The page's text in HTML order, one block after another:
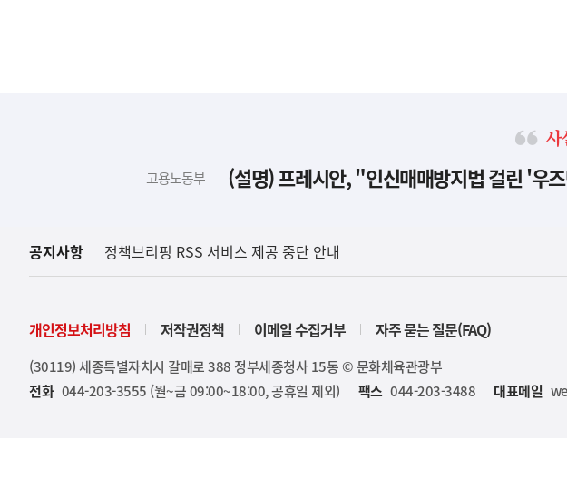
고용노동부 (설명) 프레시안, "인신매매방지법 걸린 '우
공지사항 정책브리핑 RSS 서비스 제공 중단 안내
개인정보처리방침 저작권정책 이메일 수집거부 자주 묻는 질문(FAQ)
(30119) 세종특별자치시 갈매로 388 정부세종청사 15동 © 문화체육관광부
전화 044-203-3555 (월~금 09:00~18:00, 공휴일 제외) 팩스 044-203-3488 대표메일